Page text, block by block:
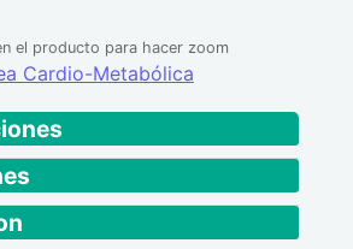
el producto para hacer zoom
Cardio-Metabólica
x 10 comprimidos c/u +
se utiliza en el tratamiento
arterial en aquellos